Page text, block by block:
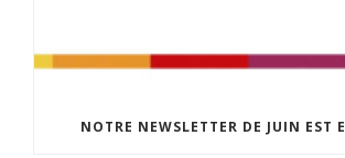
NOTRE NEWSLETTER DE JUIN EST